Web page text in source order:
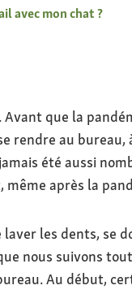
avec mon chat ?
que la
au bureau,
été aussi
après la
les dents, se
nous suivons
Au début,